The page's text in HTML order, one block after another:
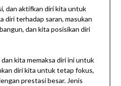
dan aktifkan diri kita untuk
diri terhadap saran, masukan
dan kita posisikan diri
kita memaksa diri ini untuk
diri kita untuk tetap fokus,
prestasi besar. Jenis